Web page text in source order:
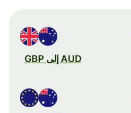
AUD إلى GBP